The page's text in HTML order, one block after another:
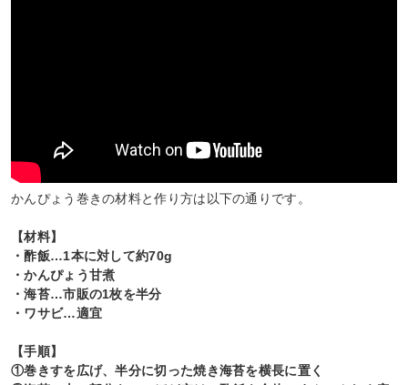
かんぴょう巻きの材料と作り方は以下の通りです。
【材料】
・酢飯…1本に対して約70g
・かんぴょう甘煮
・海苔…市販の1枚を半分
・ワサビ…適宜
【手順】
①巻きすを広げ、半分に切った焼き海苔を横長に置く